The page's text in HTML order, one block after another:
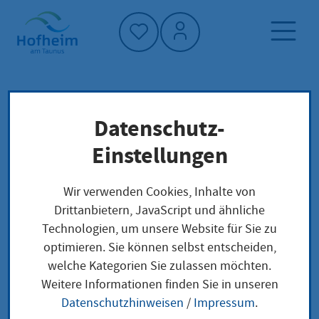
Startseite"
Dienstleistung-Finder
Lokale Anliegen
Einsicht in das Vereinsregister nehmen
Einsicht in das
Vereinsregister
nehmen
Datenschutz-
Einstellungen
Wir verwenden Cookies, Inhalte von
Drittanbietern, JavaScript und ähnliche
Technologien, um unsere Website für Sie zu
optimieren. Sie können selbst entscheiden,
welche Kategorien Sie zulassen möchten.
Weitere Informationen finden Sie in unseren
Datenschutzhinweisen / Impressum.